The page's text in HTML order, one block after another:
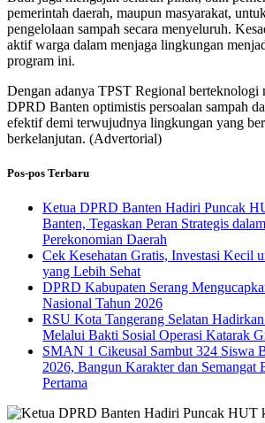
pemerintah daerah, maupun masyarakat,
pengelolaan sampah secara menyeluruh.
aktif warga dalam menjaga lingkungan
program ini.
Dengan adanya TPST Regional berteknologi
DPRD Banten optimistis persoalan sampah
efektif demi terwujudnya lingkungan yang
berkelanjutan. (Advertorial)
Pos-pos Terbaru
Ketua DPRD Banten Hadiri Puncak
Banten, Tegaskan Peran Strategis
Perekonomian Daerah
Cek Kesehatan Gratis, Investasi Kecil
yang Lebih Sehat
DPRD Kabupaten Serang
Nasional Tahun 2026
RSU Kota Tangerang Selatan
Melalui Bakti Sosial Operasi Katarak
SMAN 1 Cikeusal Sambut 324 Siswa
2026, Bangun Karakter dan Semangat
Pertama